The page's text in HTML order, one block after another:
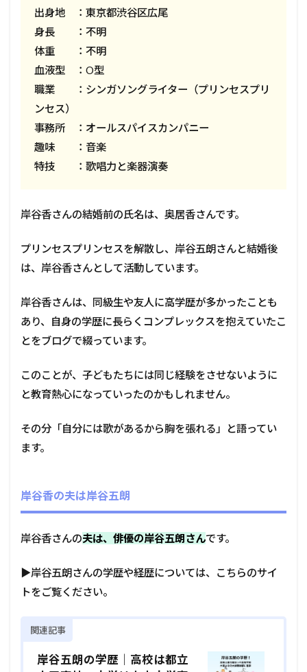
出身地 ：東京都渋谷区広尾
身長 ：不明
体重 ：不明
血液型 ：O型
職業 ：シンガソングライター（プリンセスプリ
ンセス）
事務所 ：オールスパイスカンパニー
趣味 ：音楽
特技 ：歌唱力と楽器演奏
岸谷香さんの結婚前の氏名は、奥居香さんです。
プリンセスプリンセスを解散し、岸谷五朗さんと結婚後
は、岸谷香さんとして活動しています。
岸谷香さんは、同級生や友人に高学歴が多かったことも
あり、自身の学歴に長らくコンプレックスを抱えていたこ
とをブログで綴っています。
このことが、子どもたちには同じ経験をさせないように
と教育熱心になっていったのかもしれません。
その分「自分には歌があるから胸を張れる」と語ってい
ます。
岸谷香の夫は岸谷五朗
岸谷香さんの夫は、俳優の岸谷五朗さんです。
▶岸谷五朗さんの学歴や経歴については、こちらのサイ
トをご覧ください。
関連記事
岸谷五朗の学歴｜高校は都立